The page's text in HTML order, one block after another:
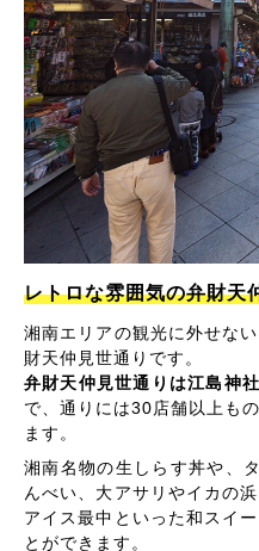
レトロな雰囲気の弁財天
湘南エリアの観光に外せな
財天仲見世通りです。
弁財天仲見世通りは江島神
で、通りには30店舗以上も
ます。
湘南名物の生しらす丼や、
んべい、大アサリやイカの
アイス最中といった和スイ
とができます。